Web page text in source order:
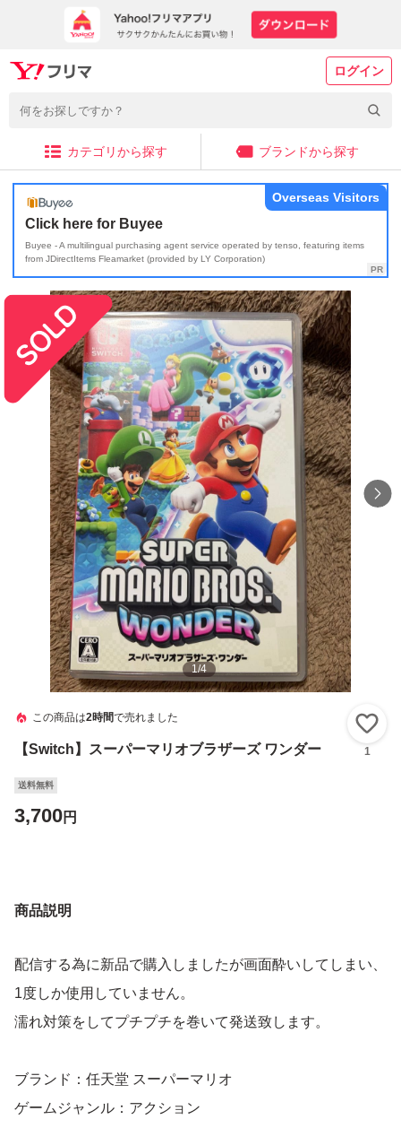
ログイン
カテゴリから探す ブランドから探す
Click here for Buyee
Buyee - A multilingual purchasing agent service operated by tenso, featuring items
from JDirectItems Fleamarket (provided by LY Corporation)
Overseas Visitors
1/4
この商品は2時間で売れました
【Switch】スーパーマリオブラザーズ ワンダー 1
送料無料
3,700円
商品説明
配信する為に新品で購入しましたが画面酔いしてしまい、
1度しか使用していません。
濡れ対策をしてプチプチを巻いて発送致します。
ブランド：任天堂 スーパーマリオ
ゲームジャンル：アクション